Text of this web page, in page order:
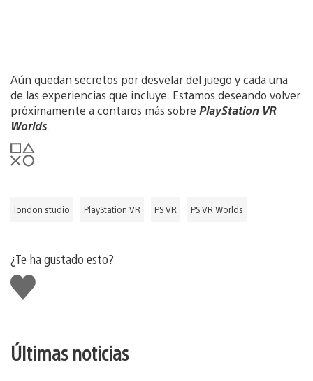
Aún quedan secretos por desvelar del juego y cada una
de las experiencias que incluye. Estamos deseando volver
próximamente a contaros más sobre PlayStation VR
Worlds
london studio PlayStation VR PS VR PS VR Worlds
¿Te ha gustado esto?
Me
gusta
Últimas noticias